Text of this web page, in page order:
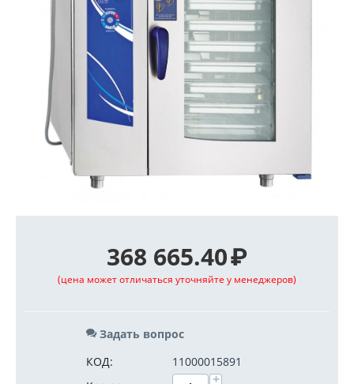
368 665.40₽
(цена может отличаться уточняйте у менеджеров)
Задать вопрос
КОД:
11000015891
+